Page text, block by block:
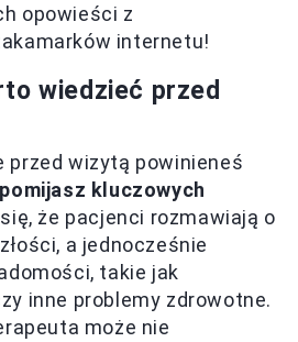
opowieści z
internetu!
wiedzieć przed
przed wizytą powinieneś
kluczowych
że pacjenci rozmawiają o
a jednocześnie
takie jak
inne problemy zdrowotne.
może nie